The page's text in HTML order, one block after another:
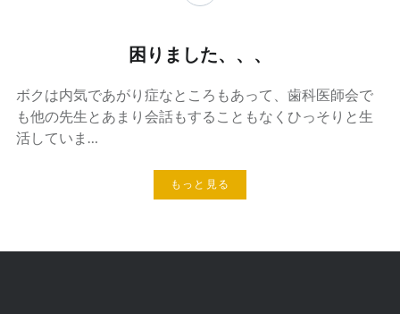
困りました、、、
ボクは内気であがり症なところもあって、歯科医師会で
も他の先生とあまり会話もすることもなくひっそりと生
活していま…
もっと見る